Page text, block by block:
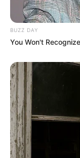
BUZZ DAY
You Won't